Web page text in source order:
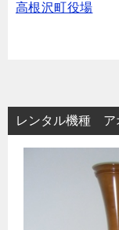
高根沢町役場
レンタル機種